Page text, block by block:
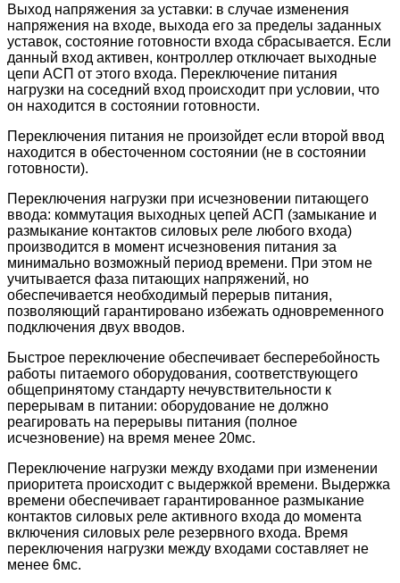
Выход напряжения за уставки: в случае изменения
напряжения на входе, выхода его за пределы заданных
уставок, состояние готовности входа сбрасывается. Если
данный вход активен, контроллер отключает выходные
цепи АСП от этого входа. Переключение питания
нагрузки на соседний вход происходит при условии, что
он находится в состоянии готовности.
Переключения питания не произойдет если второй ввод
находится в обесточенном состоянии (не в состоянии
готовности).
Переключения нагрузки при исчезновении питающего
ввода: коммутация выходных цепей АСП (замыкание и
размыкание контактов силовых реле любого входа)
производится в момент исчезновения питания за
минимально возможный период времени. При этом не
учитывается фаза питающих напряжений, но
обеспечивается необходимый перерыв питания,
позволяющий гарантировано избежать одновременного
подключения двух вводов.
Быстрое переключение обеспечивает бесперебойность
работы питаемого оборудования, соответствующего
общепринятому стандарту нечувствительности к
перерывам в питании: оборудование не должно
реагировать на перерывы питания (полное
исчезновение) на время менее 20мс.
Переключение нагрузки между входами при изменении
приоритета происходит с выдержкой времени. Выдержка
времени обеспечивает гарантированное размыкание
контактов силовых реле активного входа до момента
включения силовых реле резервного входа. Время
переключения нагрузки между входами составляет не
менее 6мс.